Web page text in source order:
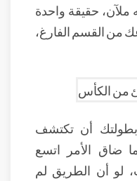
حقيقة واحدة
من القسم الفارغ،
بطولتك أن تكتشف
ضاق الأمر اتسع
لو أن الطريق لم